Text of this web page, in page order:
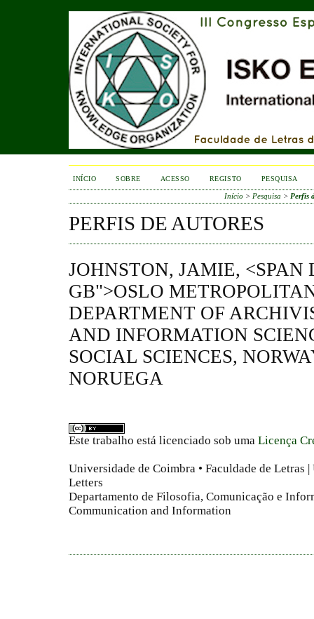
INÍCIO SOBRE ACESSO REGISTO PESQUISA
Início > Pesquisa > Perfis
PERFIS DE AUTORES
JOHNSTON, JAMIE, <SPAN
GB">OSLO
DEPARTMENT OF
AND INFORMATION
SOCIAL SCIENCES,
NORUEGA
Este trabalho está licenciado sob uma Licença
Universidade de Coimbra • Faculdade de
Letters
Departamento de Filosofia, Comunicação e
Communication and Information